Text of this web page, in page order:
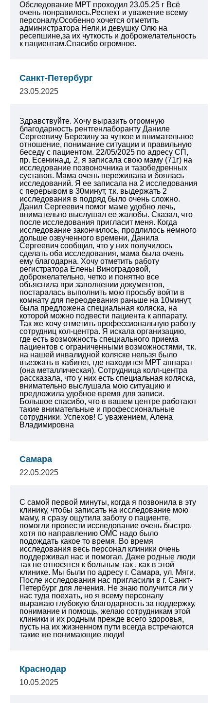
Обследование МРТ проходил 23.05.25 г Всё
очень понравилось.Респект и уважение всему
персоналу.Особенно хочется отметить
администратора Нели,и девушку Олю на
ресепшине,за их чуткость и доброжелательность
к пациентам.Спасибо огромное.
Санкт-Петербург
23.05.2025
Здравствуйте. Хочу выразить огромную
благодарность рентгенлаборанту Даниле
Сергеевичу Березину за чуткое и внимательное
отношение, понимание ситуации и правильную
беседу с пациентом. 22/05/2025 по адресу СП,
пр. Есенина,д. 2, я записала свою маму (71г) на
исследование позвоночника и тазобедренных
суставов. Мама очень переживала и боялась
исследований. Я ее записала на 2 исследования
с перерывом в 30минут, т.к. выдержать 2
исследования в подряд было очень сложно.
Данил Сергеевич помог маме удобно лечь,
внимательно выслушал ее жалобы. Сказал, что
после исследования пригласит меня. Когда
исследование закончилось, продлилось немного
дольше озвученного времени, Данила
Сергеевич сообщил, что у них получилось
сделать оба исследования, мама была очень
ему благодарна. Хочу отметить работу
регистратора Елены Виноградовой,
доброжелательно, четко и понятно все
объяснила при заполнении документов,
постаралась выполнить мою просьбу войти в
комнату для переодевания раньше на 10минут,
была предложена специальная коляска, на
которой можно подвести пациента к аппарату.
Так же хочу отметить профессиональную работу
сотрудниц кол-центра. Я искала организацию,
где есть возможность специального приема
пациентов с ограниченными возможностями, т.к.
на нашей инвалидной коляске нельзя было
въезжать в кабинет, где находится МРТ аппарат
(она металлическая). Сотрудница колл-центра
рассказала, что у них есть специальная коляска,
внимательно выслушала мою ситуацию и
предложила удобное время для записи.
Большое спасибо, что в вашем центре работают
такие внимательные и профессиональные
сотрудники. Успехов! С уважением, Алена
Владимировна
Самара
22.05.2025
С самой первой минуты, когда я позвонила в эту
клинику, чтобы записать на исследование мою
маму, я сразу ощутила заботу о пациенте,
помогли провести исследование очень быстро,
хотя по направлению ОМС надо было
подождать какое то время. Во время
исследования весь персонал клиники очень
поддерживал нас и помогал. Даже родные люди
так не относятся к больным так , как в этой
клинике. Мы были по адресу г. Самара, ул. Мяги.
После исследования нас пригласили в г. Санкт-
Петербург для лечения. Не знаю получится ли у
нас туда поехать, но я всему персоналу
выражаю глубокую благодарность за поддержку,
понимание и помощь, желаю сотрудникам этой
клиники и их родным прежде всего здоровья,
пусть на их жизненном пути всегда встречаются
такие же понимающие люди!
Краснодар
10.05.2025